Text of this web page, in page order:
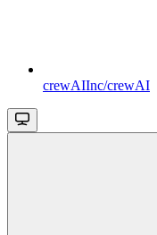
crewAIInc/crewAI